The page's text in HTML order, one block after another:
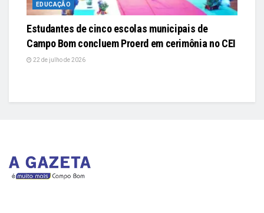
EDUCAÇÃO
Estudantes de cinco escolas municipais de
Campo Bom concluem Proerd em cerimônia no CEI
22 de julho de 2026